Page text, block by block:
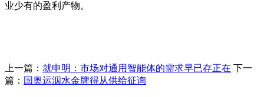
业少有的盈利产物。
上一篇： 就申明：市场对通用智能体的需求早已存正在 下一
篇： 国奥运泅水金牌得从供给征询